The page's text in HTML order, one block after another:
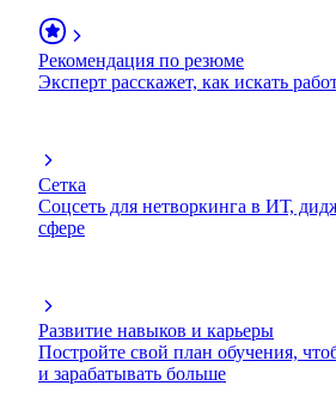
Рекомендация по резюме
Эксперт расскажет, как искать
Сетка
Соцсеть для нетворкинга в ИТ,
сфере
Развитие навыков и карьеры
Постройте свой план обучения,
и зарабатывать больше